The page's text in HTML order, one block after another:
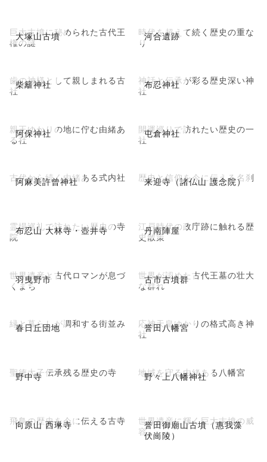
大塚山古墳
巨大古墳に秘められた古代王
権の謎
河合遺跡
時代を超えて続く歴史の重な
り
柴籬神社
歯の神様として親しまれる古
社
布忍神社
神話と伝承が彩る歴史深い神
社
阿保神社
親王ゆかりの地に佇む由緒あ
る社
屯倉神社
開運巡りで訪れたい歴史の一
社
阿麻美許曾神社
古代から続く由緒ある式内社 来迎寺（諸仏山 護念院）
歴史と信仰を今に伝える名刹
布忍山 大林寺・壺井寺
霊場巡礼で訪れたい歴史の寺
院
丹南陣屋
江戸時代の政庁跡に触れる歴
史散策
羽曳野市
世界遺産と古代ロマンが息づ
くまち
古市古墳群
世界が認めた古代王墓の壮大
な群れ
春日丘団地
緑と暮らしが調和する街並み 誉田八幡宮
応神天皇ゆかりの格式高き神
社
野中寺
聖徳太子伝承残る歴史の寺 野々上八幡神社
地域を守る由緒ある八幡宮
向原山 西琳寺
飛鳥の歴史を今に伝える古寺
誉田御廟山古墳（惠我藻
伏崗陵）
世界遺産に輝く巨大古墳の威
容